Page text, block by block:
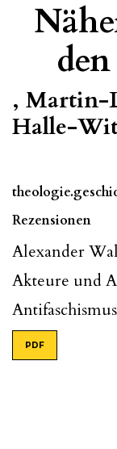
, Martin-
Halle-
Rezensionen
Alexander
Akteure und
Antifaschismus
PDF